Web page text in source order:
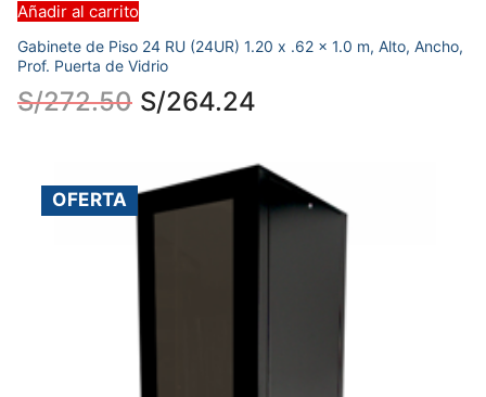
Añadir al carrito
Gabinete de Piso 24 RU (24UR) 1.20 x .62 x 1.0 m, Alto, Ancho,
Prof. Puerta de Vidrio
S/272.50 S/264.24
OFERTA